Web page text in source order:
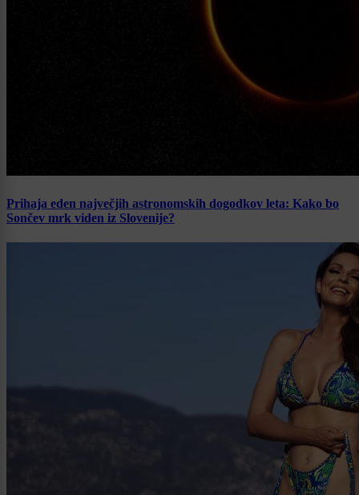
Prihaja eden največjih astronomskih dogodkov leta: Kako bo
Sončev mrk viden iz Slovenije?